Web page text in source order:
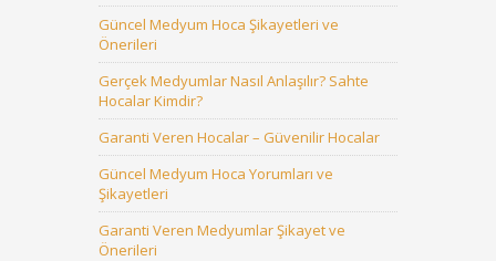
Güncel Medyum Hoca Şikayetleri ve
Önerileri
Gerçek Medyumlar Nasıl Anlaşılır? Sahte
Hocalar Kimdir?
Garanti Veren Hocalar – Güvenilir Hocalar
Güncel Medyum Hoca Yorumları ve
Şikayetleri
Garanti Veren Medyumlar Şikayet ve
Önerileri